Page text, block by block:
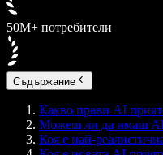
50M+ потребители
Съдържание
Какво прави AI
Можеш ли да имаш AI
Коя е най-